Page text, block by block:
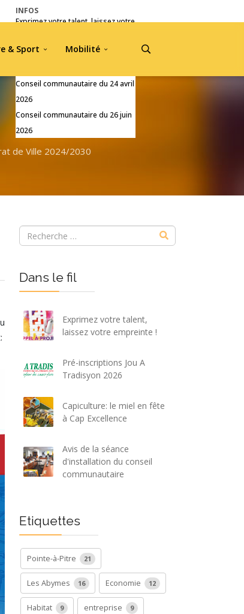
INFOS
Exprimez votre talent, laissez votre
Pré-inscriptions Jou A Tradisyon
Conseil communautaire du 24 avril
2026
Conseil communautaire du 26 juin
2026
& Sport Mobilité
de Ville 2024/2030
Dans le fil
Exprimez votre talent,
laissez votre empreinte !
Pré-inscriptions Jou A
Tradisyon 2026
Capiculture: le miel en fête
à Cap Excellence
Avis de la séance
d'installation du conseil
communautaire
Etiquettes
Pointe-à-Pitre 21
Les Abymes 16 Economie 12
Habitat 9 entreprise 9